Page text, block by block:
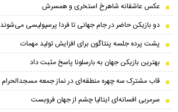
عکس عاشقانه شاهرخ استخری و همسرش
دو بازیکن حاضر در جام جهانی تا فردا پرسپولیسی می‌شوند
پشت پرده جلسه پنتاگون برای افزایش تولید مهمات
بهترین بازیکن جهان به بارسلونا پاسخ مثبت داد
قاب مشترک سه چهره منطقه‌ای در نماز جمعه مسجدالحرام
سرمربی افسانه‌ای ایتالیا چشم از جهان فروبست